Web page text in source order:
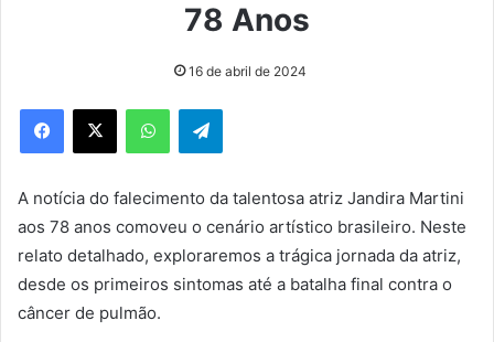
78 Anos
16 de abril de 2024
WhatsAppTelegram
A notícia do falecimento da talentosa atriz Jandira Martini
aos 78 anos comoveu o cenário artístico brasileiro. Neste
relato detalhado, exploraremos a trágica jornada da atriz,
desde os primeiros sintomas até a batalha final contra o
câncer de pulmão.